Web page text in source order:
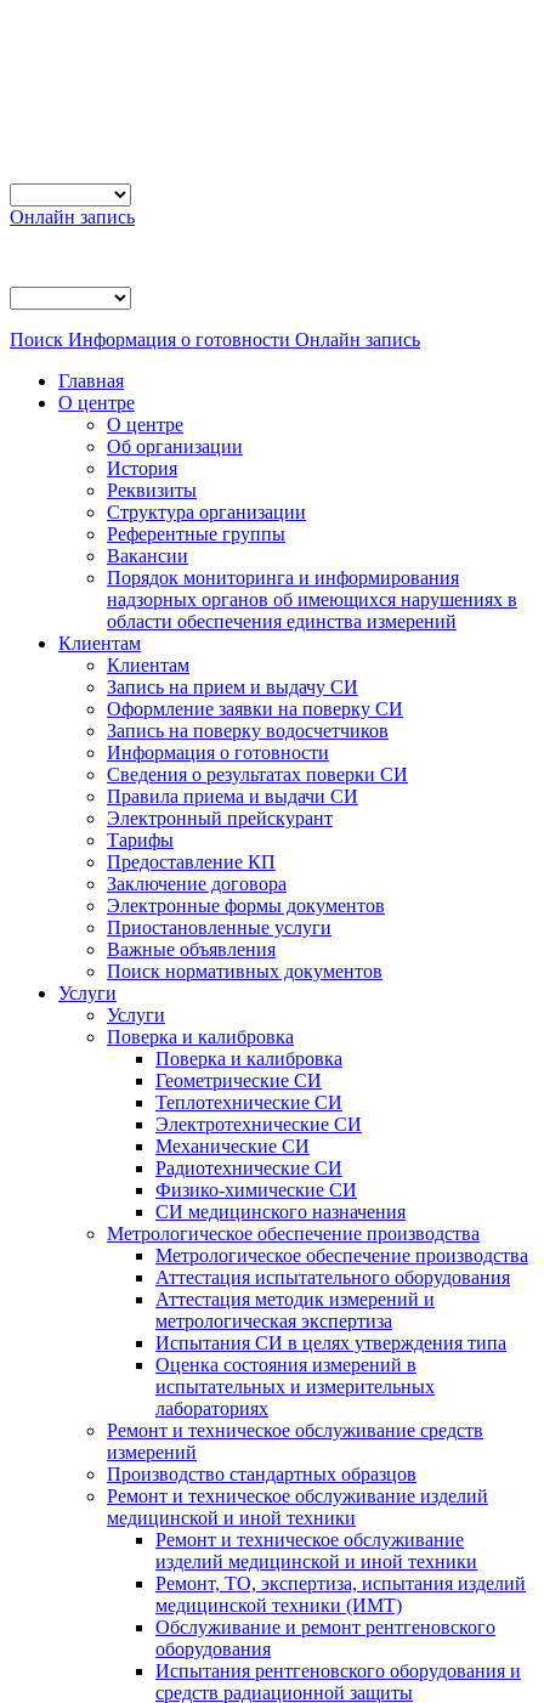
Онлайн запись
Поиск Информация о готовности Онлайн запись
Главная
О центре
О центре
Об организации
История
Реквизиты
Структура организации
Референтные группы
Вакансии
Порядок мониторинга и информирования
надзорных органов об имеющихся нарушениях в
области обеспечения единства измерений
Клиентам
Клиентам
Запись на прием и выдачу СИ
Оформление заявки на поверку СИ
Запись на поверку водосчетчиков
Информация о готовности
Сведения о результатах поверки СИ
Правила приема и выдачи СИ
Электронный прейскурант
Тарифы
Предоставление КП
Заключение договора
Электронные формы документов
Приостановленные услуги
Важные объявления
Поиск нормативных документов
Услуги
Услуги
Поверка и калибровка
Поверка и калибровка
Геометрические СИ
Теплотехнические СИ
Электротехнические СИ
Механические СИ
Радиотехнические СИ
Физико-химические СИ
СИ медицинского назначения
Метрологическое обеспечение производства
Метрологическое обеспечение производства
Аттестация испытательного оборудования
Аттестация методик измерений и
метрологическая экспертиза
Испытания СИ в целях утверждения типа
Оценка состояния измерений в
испытательных и измерительных
лабораториях
Ремонт и техническое обслуживание средств
измерений
Производство стандартных образцов
Ремонт и техническое обслуживание изделий
медицинской и иной техники
Ремонт и техническое обслуживание
изделий медицинской и иной техники
Ремонт, ТО, экспертиза, испытания изделий
медицинской техники (ИМТ)
Обслуживание и ремонт рентгеновского
оборудования
Испытания рентгеновского оборудования и
средств радиационной защиты